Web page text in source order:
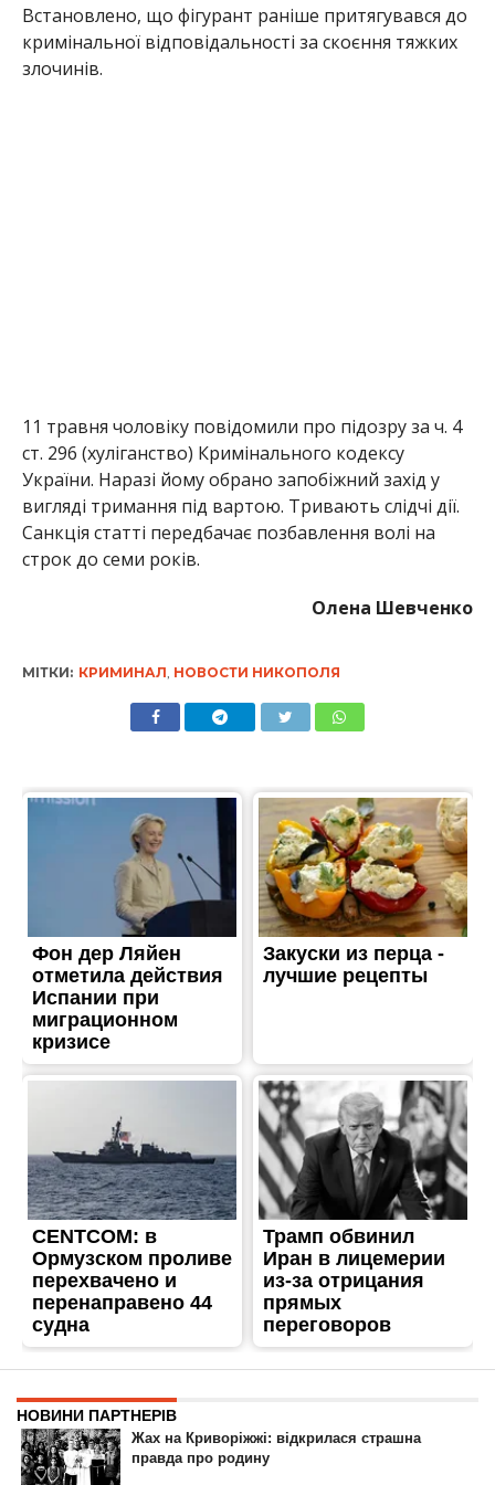
Встановлено, що фігурант раніше притягувався до
кримінальної відповідальності за скоєння тяжких
злочинів.
11 травня чоловіку повідомили про підозру за ч. 4
ст. 296 (хуліганство) Кримінального кодексу
України. Наразі йому обрано запобіжний захід у
вигляді тримання під вартою. Тривають слідчі дії.
Санкція статті передбачає позбавлення волі на
строк до семи років.
Олена Шевченко
МІТКИ: КРИМИНАЛ НОВОСТИ НИКОПОЛЯ